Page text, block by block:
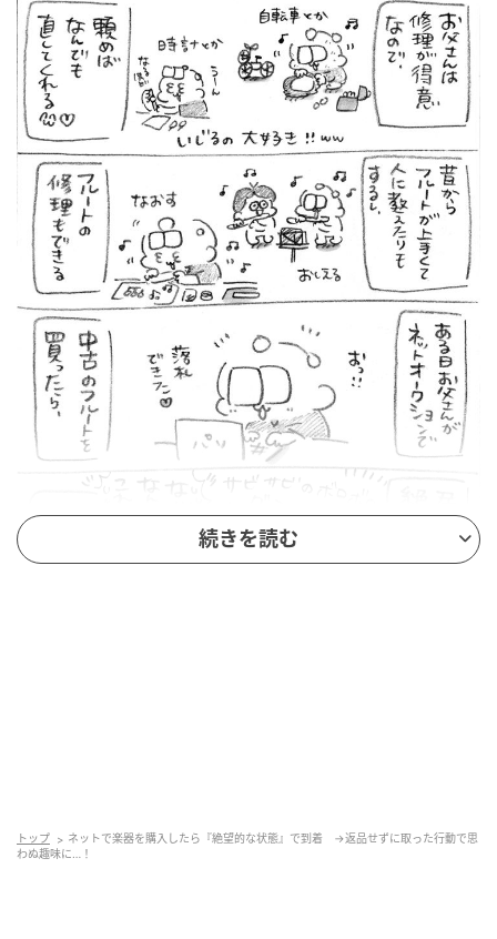
続きを読む
トップ
ネットで楽器を購入したら『絶望的な状態』で到着 →返品せずに取った行動で思
わぬ趣味に…！